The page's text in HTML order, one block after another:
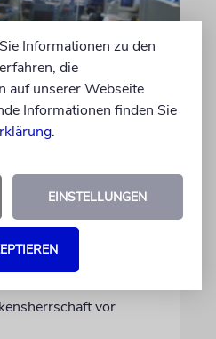
neuen Linken
der anerkannte
die beliebte
Er wirft Kollegen
und eine
vor
Informationen zu den
die
auf unserer Webseite
Informationen finden Sie
.
EINSTELLUNGEN